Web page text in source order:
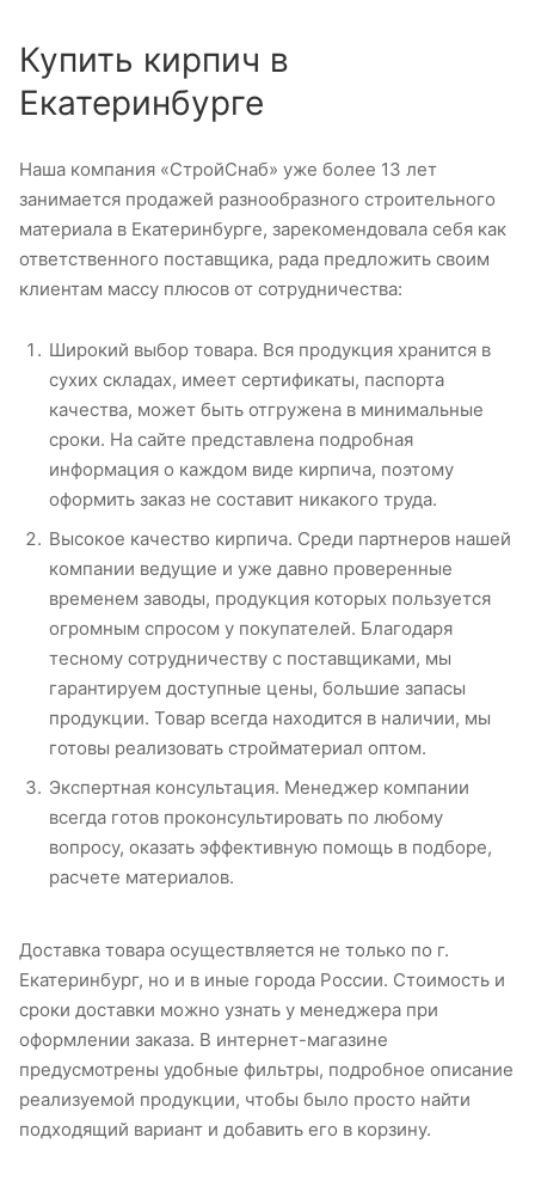
Купить кирпич в
Екатеринбурге
Наша компания «СтройСнаб» уже более 13 лет
занимается продажей разнообразного строительного
материала в Екатеринбурге, зарекомендовала себя как
ответственного поставщика, рада предложить своим
клиентам массу плюсов от сотрудничества:
Широкий выбор товара. Вся продукция хранится в
сухих складах, имеет сертификаты, паспорта
качества, может быть отгружена в минимальные
сроки. На сайте представлена подробная
информация о каждом виде кирпича, поэтому
оформить заказ не составит никакого труда.
Высокое качество кирпича. Среди партнеров нашей
компании ведущие и уже давно проверенные
временем заводы, продукция которых пользуется
огромным спросом у покупателей. Благодаря
тесному сотрудничеству с поставщиками, мы
гарантируем доступные цены, большие запасы
продукции. Товар всегда находится в наличии, мы
готовы реализовать стройматериал оптом.
Экспертная консультация. Менеджер компании
всегда готов проконсультировать по любому
вопросу, оказать эффективную помощь в подборе,
расчете материалов.
Доставка товара осуществляется не только по г.
Екатеринбург, но и в иные города России. Стоимость и
сроки доставки можно узнать у менеджера при
оформлении заказа. В интернет-магазине
предусмотрены удобные фильтры, подробное описание
реализуемой продукции, чтобы было просто найти
подходящий вариант и добавить его в корзину.